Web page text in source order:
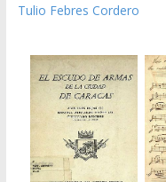
Tulio Febres Cordero